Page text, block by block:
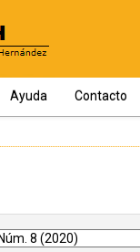
Ayuda Contacto